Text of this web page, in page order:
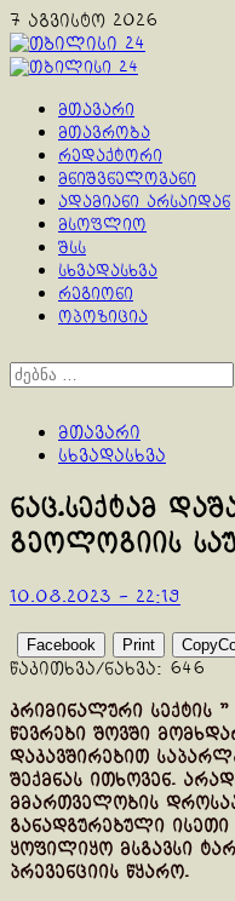
Skip
to
content
7 აგვისტო 2026
Primary
მთავარი
მთავრობა
რედაქტორი
მნიშვნელოვანი
ადამიანი არსაიდან
მსოფლიო
შსს
სხვადასხვა
რეგიონი
ოპოზიცია
ძებნა:
მთავარი
სხვადასხვა
ნაც.სექტამ
გეოლოგიის
10.08.2023 - 22:19
Facebook Print Copy
წაკითხვა/ნახვა: 646
კრიმინალური სექტის
წევრები შოვში
დაკავშირებით
შექმნას ითხოვენ.
მმართველობის
განადგურებული
ყოფილიყო მსგავსი
პრევენციის წყარო.